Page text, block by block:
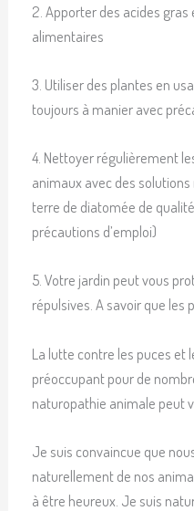
2. Apporter des acides
alimentaires
3. Utiliser des plantes en
toujours à manier avec
4. Nettoyer régulièrement
animaux avec des
terre de diatomée de
précautions d’emploi)
5. Votre jardin peut vous
répulsives. A savoir que les
La lutte contre les puces et
préoccupant pour de
naturopathie animale peut
Je suis convaincue que
naturellement de nos
à être heureux. Je suis